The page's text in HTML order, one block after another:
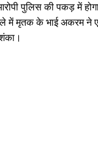
पुलिस की पकड़ में
में मृतक के भाई अकरम